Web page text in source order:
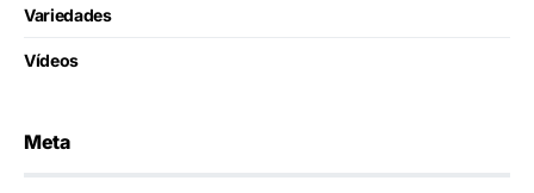
Variedades
Vídeos
Meta